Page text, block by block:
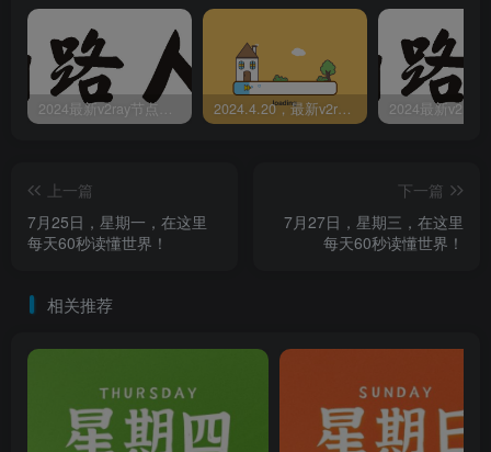
2024最新v2ray节点免费分享-05.08附ss/vmess节点订阅 2024.4.20，最新v2ray节点免费分享-附ss/vmess节点订阅
上一篇
7月25日，星期一，在这里
每天60秒读懂世界！
下一篇
7月27日，星期三，在这里
每天60秒读懂世界！
相关推荐